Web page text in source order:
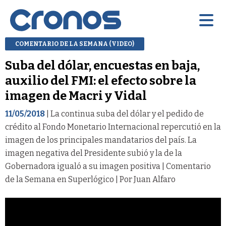
COMENTARIO DE LA SEMANA (VIDEO)
Suba del dólar, encuestas en baja,
auxilio del FMI: el efecto sobre la
imagen de Macri y Vidal
11/05/2018 | La continua suba del dólar y el pedido de
crédito al Fondo Monetario Internacional repercutió en la
imagen de los principales mandatarios del país. La
imagen negativa del Presidente subió y la de la
Gobernadora igualó a su imagen positiva | Comentario
de la Semana en Superlógico | Por Juan Alfaro